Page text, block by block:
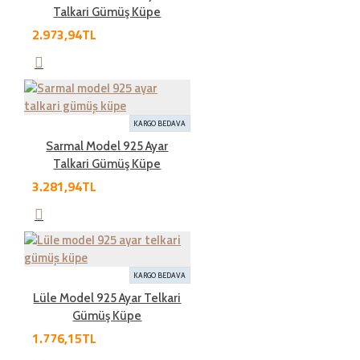
Genel olarak satın aldığınız ürünleri tahrip etmeden,
kullanmadan ve ürünün tekrar satılabilinirliğini
bozmadan, teslim tarihinden itibaren yedi ( 7 ) günlük
süre içinde geçerli bir neden belirterek iade
edebilirsiniz.Kargo bedeli bize aittir. Sebebsiz iadelerde
kargo müşteriye aittir
İade şartları nelerdir?
İade etmek üzere gönderdiğiniz ürünlerde tam olması
gereken öğeleri aşağıda bulabilirsiniz. Bunlardan herhangi
birinin eksik olması durumunda ürün iadesi kabul
Talkari Gümüş Küpe
2.973,94TL
KARGO BEDAVA
Sarmal Model 925 Ayar
Talkari Gümüş Küpe
3.281,94TL
KARGO BEDAVA
Lüle Model 925 Ayar Telkari
Gümüş Küpe
1.776,15TL